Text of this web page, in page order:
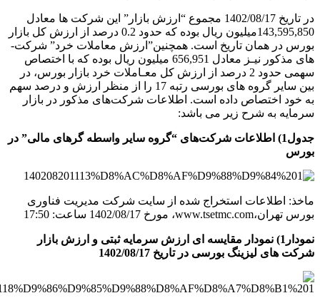
در تاریخ 1402/08/17 مجموع “ارزش بازار” این شرکت ­ها معادل
143,595,850میلیون ریال بوده که حدود 0.2 درصد از ارزش کل بازار
بورس در همان تاریخ است. همچنین”ارزش معاملات خرد” شرکت­
های مذکور نیـز معادل 656,951 میلیون ریال بوده که با اختصاص
سهمی حدود 2 درصد از ارزش کل معـاملات خرد بازار بورس، در
بین سایر گروه ­های بورسی رتبه 17 را از منظر ارزش و درصد سهم
به خود اختصاص داده است. اطلاعات شرکت‌های مذکور در بازار
سرمایه به شرح زیر می ­باشد:
جدول1) اطلاعات شرکت‌های “گروه سایر واسطه ­گرهای مالی” در
بورس
ماخذ: اطلاعات استخراج شده از سایت شرکت مدیریت فناوری
بورس تهران،www.tsetmc.com، مورخ 1402/08/17 ساعت: 17:50
نمودار1) نمودار مقایسه­ ای ارزش سرمایه ثبتی و ارزش بازار
شرکت­ های لیزینگ بورسی در تاریخ 1402/08/17